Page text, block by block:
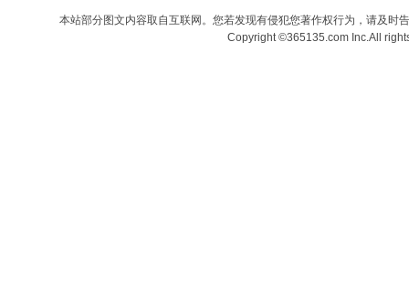
本站部分图文内容取自互联网。您若发现有侵犯您著作权行为，请及时
Copyright ©365135.com Inc.All